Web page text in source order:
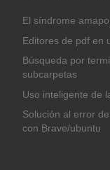
El síndrome
Editores de pdf en
Búsqueda por
subcarpetas
Uso inteligente de
Solución al error
con Brave/ubuntu